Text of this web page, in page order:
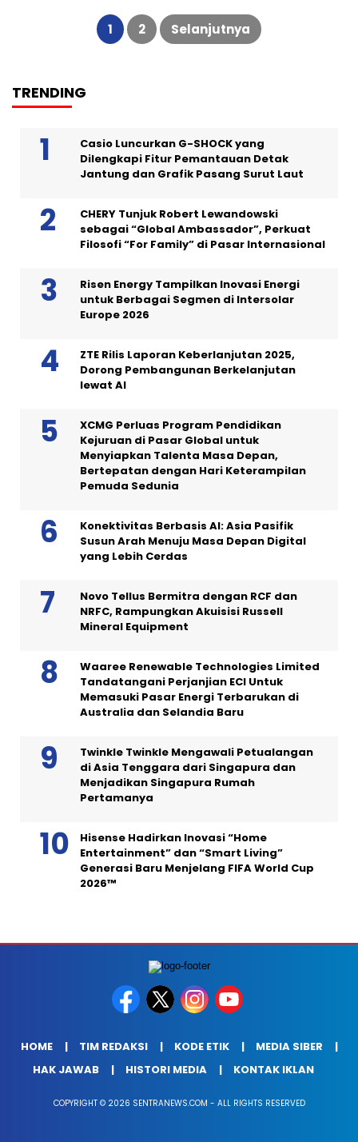
Paginasi
1 2 Selanjutnya
TRENDING
Casio Luncurkan G-SHOCK yang
Dilengkapi Fitur Pemantauan Detak
Jantung dan Grafik Pasang Surut Laut
CHERY Tunjuk Robert Lewandowski
sebagai “Global Ambassador”, Perkuat
Filosofi “For Family” di Pasar Internasional
Risen Energy Tampilkan Inovasi Energi
untuk Berbagai Segmen di Intersolar
Europe 2026
ZTE Rilis Laporan Keberlanjutan 2025,
Dorong Pembangunan Berkelanjutan
lewat AI
XCMG Perluas Program Pendidikan
Kejuruan di Pasar Global untuk
Menyiapkan Talenta Masa Depan,
Bertepatan dengan Hari Keterampilan
Pemuda Sedunia
Konektivitas Berbasis AI: Asia Pasifik
Susun Arah Menuju Masa Depan Digital
yang Lebih Cerdas
Novo Tellus Bermitra dengan RCF dan
NRFC, Rampungkan Akuisisi Russell
Mineral Equipment
Waaree Renewable Technologies Limited
Tandatangani Perjanjian ECI Untuk
Memasuki Pasar Energi Terbarukan di
Australia dan Selandia Baru
Twinkle Twinkle Mengawali Petualangan
di Asia Tenggara dari Singapura dan
Menjadikan Singapura Rumah
Pertamanya
Hisense Hadirkan Inovasi “Home
Entertainment” dan “Smart Living”
Generasi Baru Menjelang FIFA World Cup
2026™
HOME TIM REDAKSI KODE ETIK
MEDIA SIBER
HAK JAWAB
HISTORI MEDIA KONTAK IKLAN
COPYRIGHT © 2026 SENTRANEWS.COM - ALL RIGHTS RESERVED